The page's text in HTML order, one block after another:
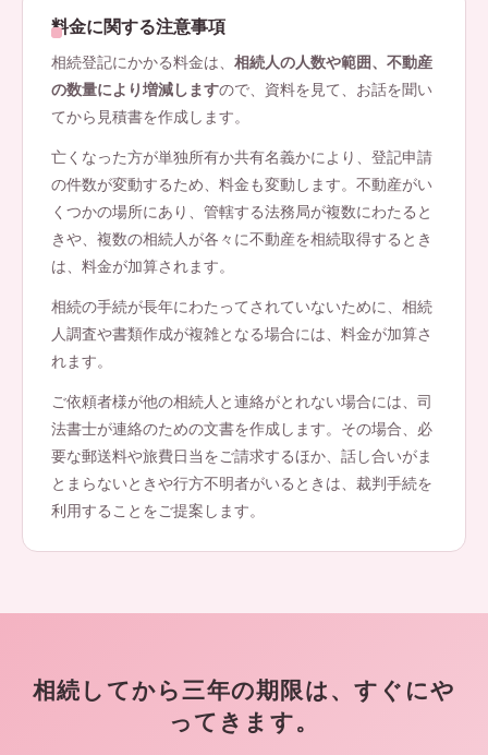
料金に関する注意事項
相続登記にかかる料金は、 相続人の人数や範囲、不動産
の数量により増減しますので、資料を見て、お話を聞い
てから見積書を作成します。
亡くなった方が単独所有か共有名義かにより、登記申請
の件数が変動するため、料金も変動します。不動産がい
くつかの場所にあり、管轄する法務局が複数にわたると
きや、複数の相続人が各々に不動産を相続取得するとき
は、料金が加算されます。
相続の手続が長年にわたってされていないために、相続
人調査や書類作成が複雑となる場合には、料金が加算さ
れます。
ご依頼者様が他の相続人と連絡がとれない場合には、司
法書士が連絡のための文書を作成します。その場合、必
要な郵送料や旅費日当をご請求するほか、話し合いがま
とまらないときや行方不明者がいるときは、裁判手続を
利用することをご提案します。
相続してから三年の期限は、すぐにや
ってきます。